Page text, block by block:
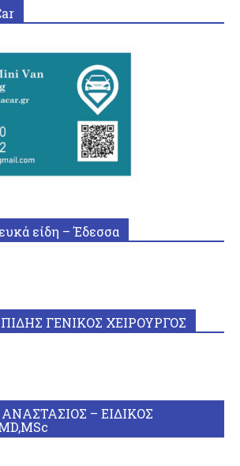
είδη – Έδεσσα
ΓΕΝΙΚΟΣ ΧΕΙΡΟΥΡΓΟΣ
– ΕΙΔΙΚΟΣ